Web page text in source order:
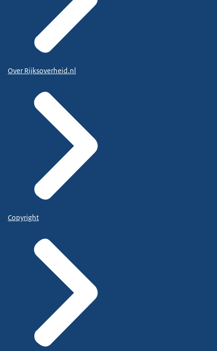
Over Rijksoverheid.nl
Copyright